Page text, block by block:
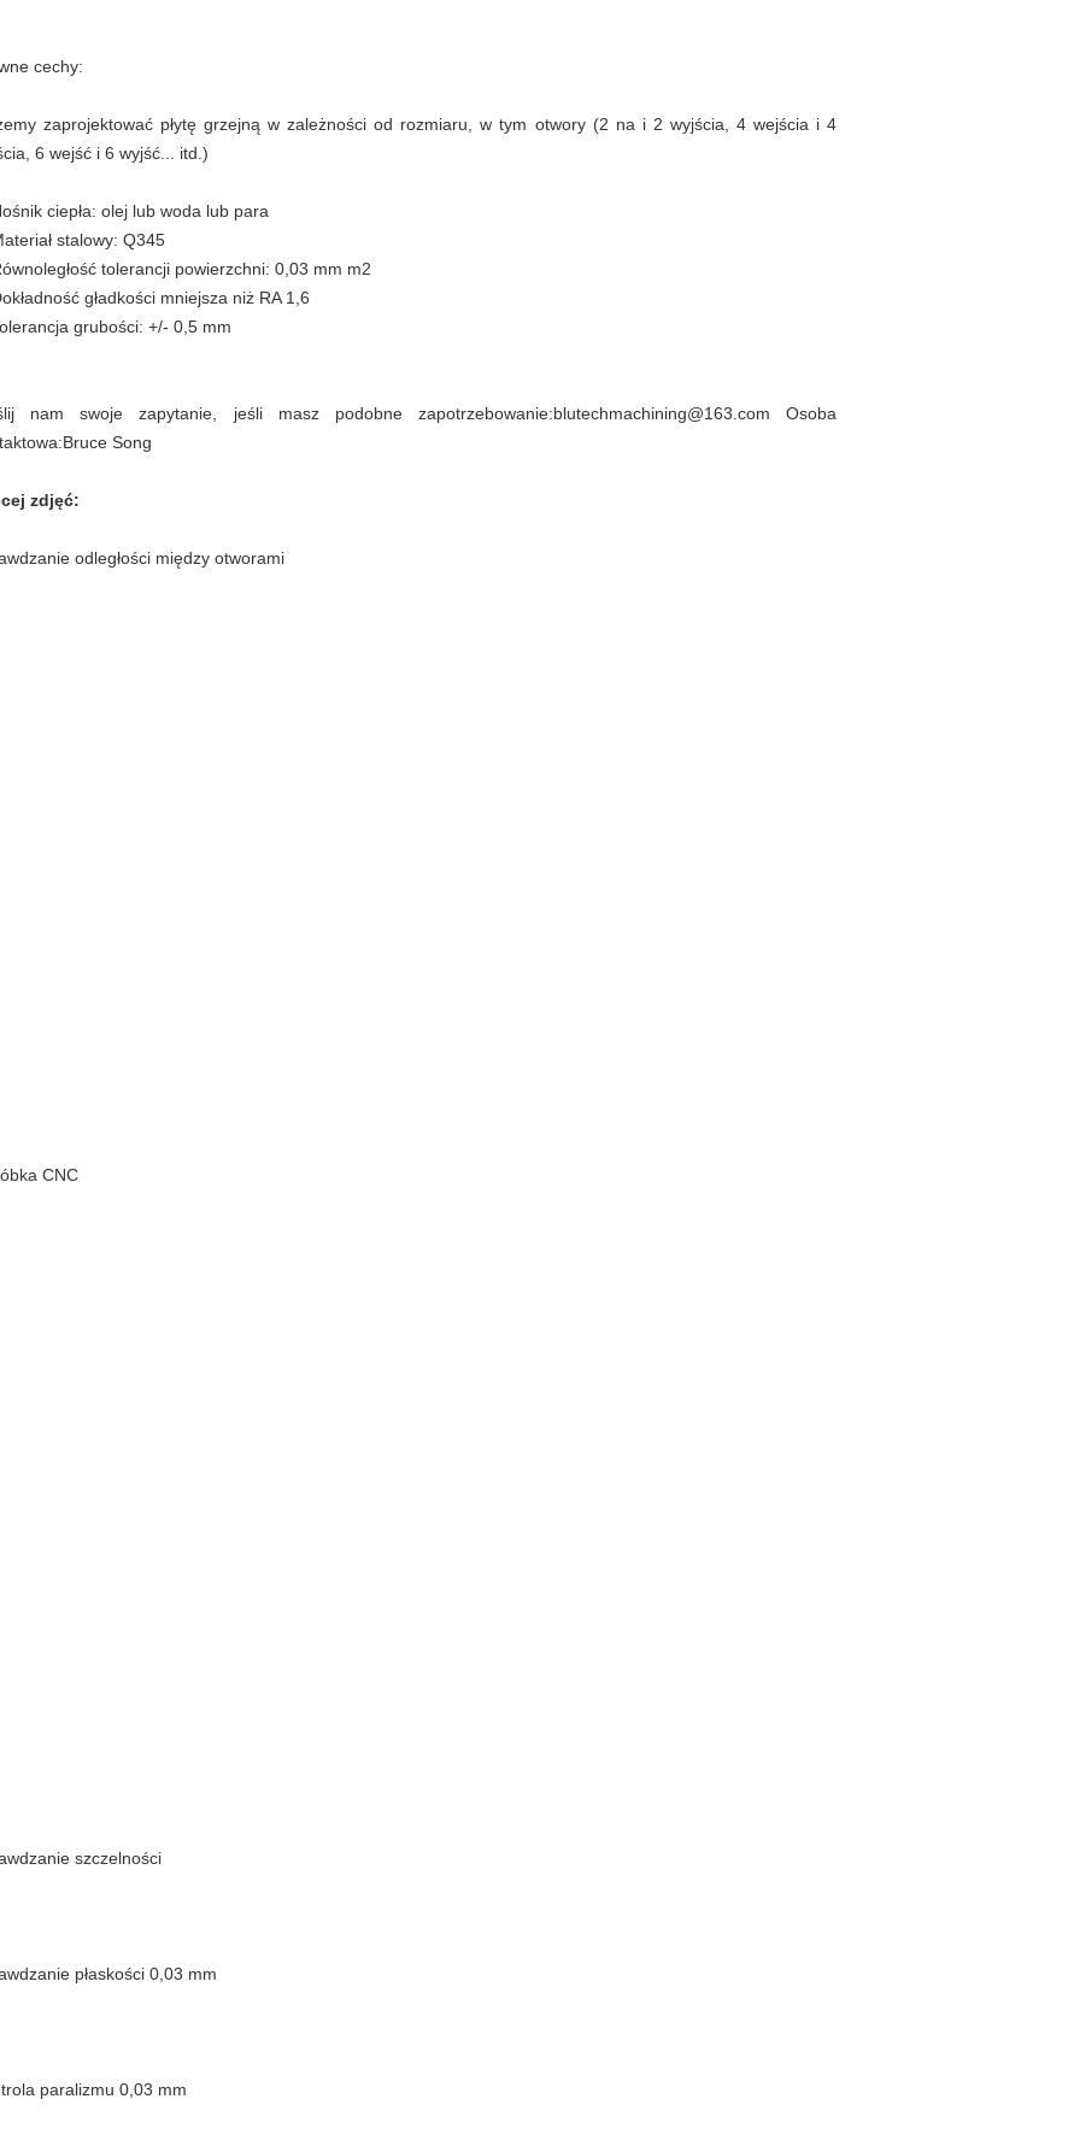
cechy:
zaprojektować płytę grzejną w zależności od rozmiaru, w tym otwory (2 na i 2 wyjścia, 4 wejścia i 4
6 wejść i 6 wyjść... itd.)
ciepła: olej lub woda lub para
stalowy: Q345
tolerancji powierzchni: 0,03 mm m2
gładkości mniejsza niż RA 1,6
grubości: +/- 0,5 mm
nam swoje zapytanie, jeśli masz podobne zapotrzebowanie:blutechmachining@163.com Osoba
Song
zdjęć:
odległości między otworami
CNC
szczelności
płaskości 0,03 mm
paralizmu 0,03 mm